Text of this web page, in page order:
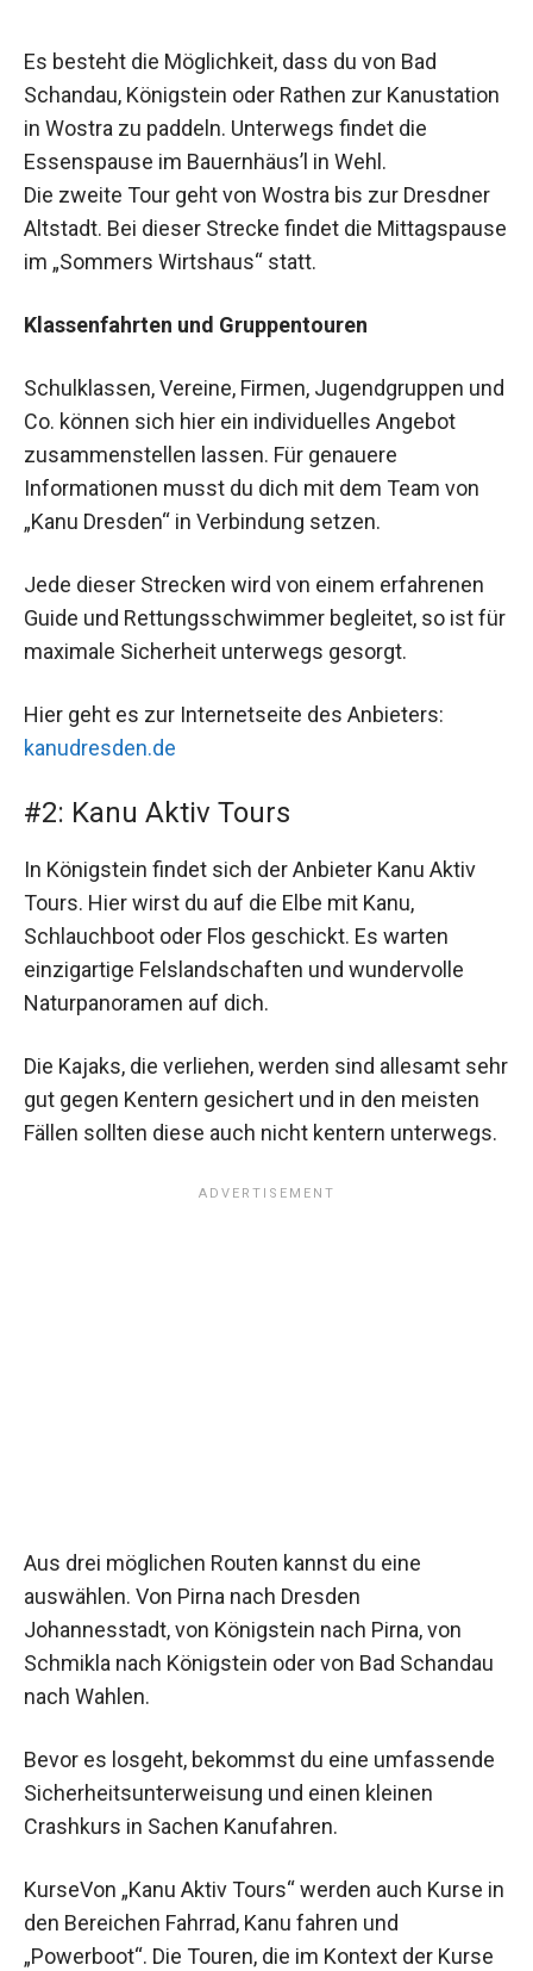
Es besteht die Möglichkeit, dass du von Bad
Schandau, Königstein oder Rathen zur Kanustation
in Wostra zu paddeln. Unterwegs findet die
Essenspause im Bauernhäus’l in Wehl.
Die zweite Tour geht von Wostra bis zur Dresdner
Altstadt. Bei dieser Strecke findet die Mittagspause
im „Sommers Wirtshaus“ statt.
Klassenfahrten und Gruppentouren
Schulklassen, Vereine, Firmen, Jugendgruppen und
Co. können sich hier ein individuelles Angebot
zusammenstellen lassen. Für genauere
Informationen musst du dich mit dem Team von
„Kanu Dresden“ in Verbindung setzen.
Jede dieser Strecken wird von einem erfahrenen
Guide und Rettungsschwimmer begleitet, so ist für
maximale Sicherheit unterwegs gesorgt.
Hier geht es zur Internetseite des Anbieters:
kanudresden.de
#2: Kanu Aktiv Tours
In Königstein findet sich der Anbieter Kanu Aktiv
Tours. Hier wirst du auf die Elbe mit Kanu,
Schlauchboot oder Flos geschickt. Es warten
einzigartige Felslandschaften und wundervolle
Naturpanoramen auf dich.
Die Kajaks, die verliehen, werden sind allesamt sehr
gut gegen Kentern gesichert und in den meisten
Fällen sollten diese auch nicht kentern unterwegs.
Aus drei möglichen Routen kannst du eine
auswählen. Von Pirna nach Dresden
Johannesstadt, von Königstein nach Pirna, von
Schmikla nach Königstein oder von Bad Schandau
nach Wahlen.
Bevor es losgeht, bekommst du eine umfassende
Sicherheitsunterweisung und einen kleinen
Crashkurs in Sachen Kanufahren.
KurseVon „Kanu Aktiv Tours“ werden auch Kurse in
den Bereichen Fahrrad, Kanu fahren und
„Powerboot“. Die Touren, die im Kontext der Kurse